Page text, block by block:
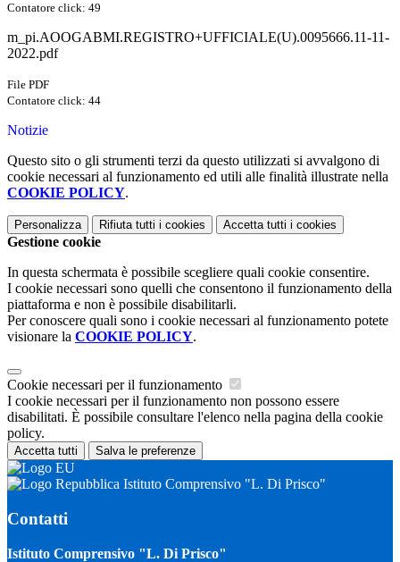
Contatore click: 49
m_pi.AOOGABMI.REGISTRO+UFFICIALE(U).0095666.11-11-
2022.pdf
File PDF
Contatore click: 44
Notizie
Questo sito o gli strumenti terzi da questo utilizzati si avvalgono di
cookie necessari al funzionamento ed utili alle finalità illustrate nella
COOKIE POLICY.
Personalizza Rifiuta tutti i cookies Accetta tutti i cookies
Gestione cookie
In questa schermata è possibile scegliere quali cookie consentire.
I cookie necessari sono quelli che consentono il funzionamento della
piattaforma e non è possibile disabilitarli.
Per conoscere quali sono i cookie necessari al funzionamento potete
visionare la COOKIE POLICY.
Cookie necessari per il funzionamento
I cookie necessari per il funzionamento non possono essere
disabilitati. È possibile consultare l'elenco nella pagina della cookie
policy.
Accetta tutti Salva le preferenze
Istituto Comprensivo "L. Di Prisco"
Contatti
Istituto Comprensivo "L. Di Prisco"